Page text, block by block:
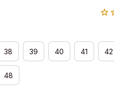
38 39 40 41 42
48